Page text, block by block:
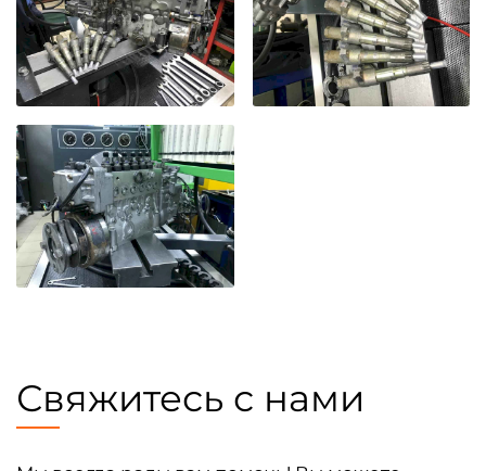
Свяжитесь с нами